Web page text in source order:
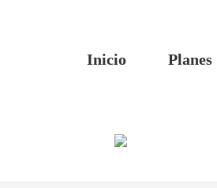
Inicio Planes